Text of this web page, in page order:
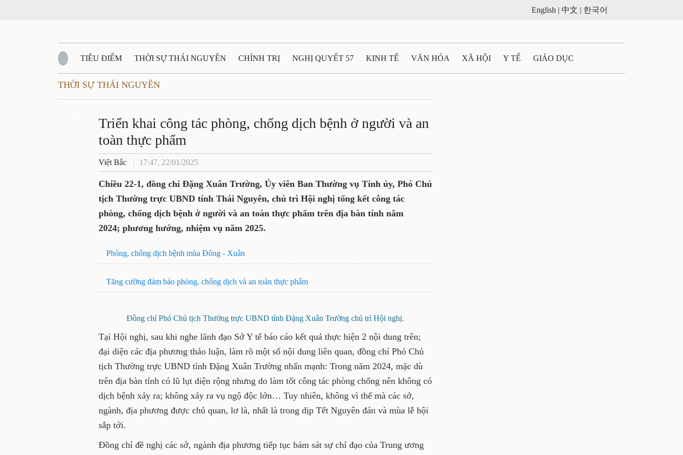
English | 中文 | 한국어
TIÊU ĐIỂM THỜI SỰ THÁI NGUYÊN CHÍNH TRỊ NGHỊ QUYẾT 57 KINH TẾ VĂN HÓA XÃ HỘI Y TẾ GIÁO DỤC
QUỐC PHÒNG - AN NINH
QUÊ HƯƠNG - ĐẤT NƯỚC QUỐC TẾ TÀI NGUYÊN - MÔI TRƯỜNG THỂ THAO THÔNG TIN - QUẢNG CÁO
VĂN BẢN, CHÍNH SÁCH MỚI
THỜI SỰ THÁI NGUYÊN
Triển khai công tác phòng, chống dịch bệnh ở
người và an toàn thực phẩm
Việt Bắc 17:47, 22/01/2025
Chiều 22-1, đồng chí Đặng Xuân Trường, Ủy viên Ban Thường vụ
Tỉnh ủy, Phó Chủ tịch Thường trực UBND tỉnh Thái Nguyên, chủ trì
Hội nghị tổng kết công tác phòng, chống dịch bệnh ở người và an
toàn thực phẩm trên địa bàn tỉnh năm 2024; phương hướng, nhiệm
Đồng chí Phó Chủ tịch Thường trực UBND tỉnh Đặng Xuân Trường chủ trì Hội nghị.
Tại Hội nghị, sau khi nghe lãnh đạo Sở Y tế báo cáo kết quả thực hiện 2
nội dung trên; đại diện các địa phương thảo luận, làm rõ một số nội
dung liên quan, đồng chí Phó Chủ tịch Thường trực UBND tỉnh Đặng Xuân
Trường nhấn mạnh: Trong năm 2024, mặc dù trên địa bàn tỉnh có lũ lụt
diện rộng nhưng do làm tốt công tác phòng chống nên không có dịch
bệnh xảy ra; không xảy ra vụ ngộ độc lớn… Tuy nhiên, không vì thế mà
các sở, ngành, địa phương được chủ quan, lơ là, nhất là trong dịp Tết